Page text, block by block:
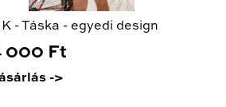
- Táska - egyedi design
000 Ft
->